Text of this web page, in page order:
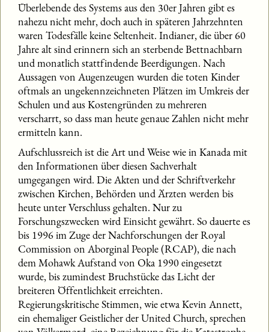
Überlebende des Systems aus den 30er Jahren gibt es
nahezu nicht mehr, doch auch in späteren Jahrzehnten
waren Todesfälle keine Seltenheit. Indianer, die über 60
Jahre alt sind erinnern sich an sterbende Bettnachbarn
und monatlich stattfindende Beerdigungen. Nach
Aussagen von Augenzeugen wurden die toten Kinder
oftmals an ungekennzeichneten Plätzen im Umkreis der
Schulen und aus Kostengründen zu mehreren
verscharrt, so dass man heute genaue Zahlen nicht mehr
ermitteln kann.
Aufschlussreich ist die Art und Weise wie in Kanada mit
den Informationen über diesen Sachverhalt
umgegangen wird. Die Akten und der Schriftverkehr
zwischen Kirchen, Behörden und Ärzten werden bis
heute unter Verschluss gehalten. Nur zu
Forschungszwecken wird Einsicht gewährt. So dauerte es
bis 1996 im Zuge der Nachforschungen der Royal
Commission on Aborginal People (RCAP), die nach
dem Mohawk Aufstand von Oka 1990 eingesetzt
wurde, bis zumindest Bruchstücke das Licht der
breiteren Öffentlichkeit erreichten.
Regierungskritische Stimmen, wie etwa Kevin Annett,
ein ehemaliger Geistlicher der United Church, sprechen